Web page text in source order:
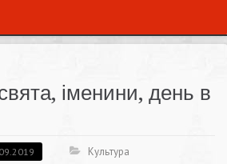
іменини, день в
Культура